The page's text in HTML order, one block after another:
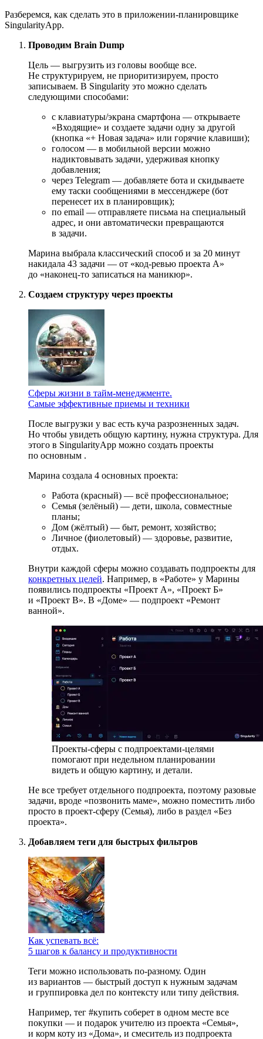
Разберемся, как сделать это в приложении-планировщике
SingularityApp.
Проводим Brain Dump
Цель — выгрузить из головы вообще все.
Не структурируем, не приоритизируем, просто
записываем. В Singularity это можно сделать
следующими способами:
с клавиатуры/экрана смартфона — открываете
«Входящие» и создаете задачи одну за другой
(кнопка «+ Новая задача» или горячие клавиши);
голосом — в мобильной версии можно
надиктовывать задачи, удерживая кнопку
добавления;
через Telegram — добавляете бота и скидываете
ему таски сообщениями в мессенджере (бот
перенесет их в планировщик);
по email — отправляете письма на специальный
адрес, и они автоматически превращаются
в задачи.
Марина выбрала классический способ и за 20 минут
накидала 43 задачи — от «код-ревью проекта А»
до «наконец-то записаться на маникюр».
Создаем структуру через проекты
Сферы жизни в тайм-менеджменте.
Самые эффективные приемы и техники
После выгрузки у вас есть куча разрозненных задач.
Но чтобы увидеть общую картину, нужна структура. Для
этого в SingularityApp можно создать проекты
по основным .
Марина создала 4 основных проекта:
Работа (красный) — всё профессиональное;
Семья (зелёный) — дети, школа, совместные
планы;
Дом (жёлтый) — быт, ремонт, хозяйство;
Личное (фиолетовый) — здоровье, развитие,
отдых.
Внутри каждой сферы можно создавать подпроекты для
конкретных целей. Например, в «Работе» у Марины
появились подпроекты «Проект А», «Проект Б»
и «Проект В». В «Доме» — подпроект «Ремонт
ванной».
Проекты-сферы с подпроектами-целями
помогают при недельном планировании
видеть и общую картину, и детали.
Не все требует отдельного подпроекта, поэтому разовые
задачи, вроде «позвонить маме», можно поместить либо
просто в проект-сферу (Семья), либо в раздел «Без
проекта».
Добавляем теги для быстрых фильтров
Как успевать всё:
5 шагов к балансу и продуктивности
Теги можно использовать по-разному. Один
из вариантов — быстрый доступ к нужным задачам
и группировка дел по контексту или типу действия.
Например, тег #купить соберет в одном месте все
покупки — и подарок учителю из проекта «Семья»,
и корм коту из «Дома», и смеситель из подпроекта